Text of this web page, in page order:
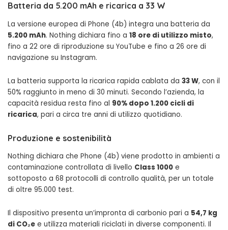
Batteria da 5.200 mAh e ricarica a 33 W
La versione europea di Phone (4b) integra una batteria da
5.200 mAh. Nothing dichiara fino a 18 ore di utilizzo misto,
fino a 22 ore di riproduzione su YouTube e fino a 26 ore di
navigazione su Instagram.
La batteria supporta la ricarica rapida cablata da 33 W, con il
50% raggiunto in meno di 30 minuti. Secondo l’azienda, la
capacità residua resta fino al 90% dopo 1.200 cicli di
ricarica, pari a circa tre anni di utilizzo quotidiano.
Produzione e sostenibilità
Nothing dichiara che Phone (4b) viene prodotto in ambienti a
contaminazione controllata di livello Class 1000 e
sottoposto a 68 protocolli di controllo qualità, per un totale
di oltre 95.000 test.
Il dispositivo presenta un’impronta di carbonio pari a 54,7 kg
di CO₂e e utilizza materiali riciclati in diverse componenti. Il